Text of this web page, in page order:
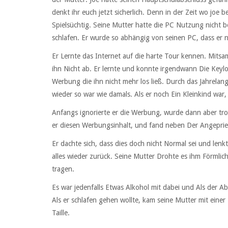
denkt ihr euch jetzt sicherlich. Denn in der Zeit wo joe
Spielsüchtig. Seine Mutter hatte die PC Nutzung nicht
schlafen. Er wurde so abhängig von seinen PC, dass er
Er Lernte das Internet auf die harte Tour kennen.
ihn Nicht ab. Er lernte und konnte irgendwann Die
Werbung die ihn nicht mehr los ließ. Durch das
wieder so war wie damals. Als er noch Ein Kleinkind
Anfangs ignorierte er die Werbung, wurde dann aber
er diesen Werbungsinhalt, und fand neben Der
Er dachte sich, dass dies doch nicht Normal sei und
alles wieder zurück. Seine Mutter Drohte es ihm
tragen.
Es war jedenfalls Etwas Alkohol mit dabei und Als der
Als er schlafen gehen wollte, kam seine Mutter mit
Taille.